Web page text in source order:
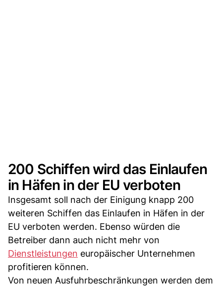
200 Schiffen wird das Einlaufen
in Häfen in der EU verboten
Insgesamt soll nach der Einigung knapp 200
weiteren Schiffen das Einlaufen in Häfen in der
EU verboten werden. Ebenso würden die
Betreiber dann auch nicht mehr von
Dienstleistungen europäischer Unternehmen
profitieren können.
Von neuen Ausfuhrbeschränkungen werden dem